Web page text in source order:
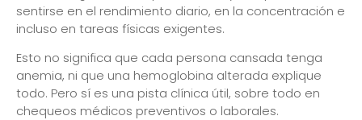
sentirse en el rendimiento diario, en la concentración e
incluso en tareas físicas exigentes.
Esto no significa que cada persona cansada tenga
anemia, ni que una hemoglobina alterada explique
todo. Pero sí es una pista clínica útil, sobre todo en
chequeos médicos preventivos o laborales.